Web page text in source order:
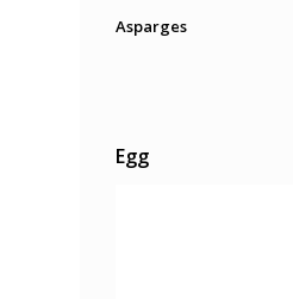
Asparges
Egg